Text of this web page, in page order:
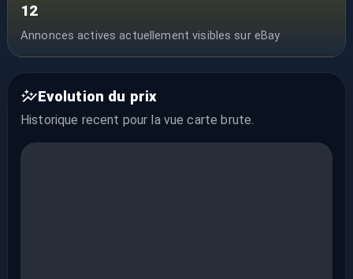
12
Annonces actives actuellement visibles sur eBay
Evolution du prix
Historique recent pour la vuecarte brute.